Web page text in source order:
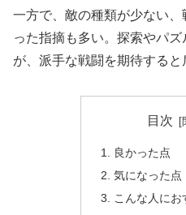
一方で、敵の種類が少ない
った指摘も多い。探索やパ
が、派手な戦闘を期待すると
目次
良かった点
気になった点
こんな人にお